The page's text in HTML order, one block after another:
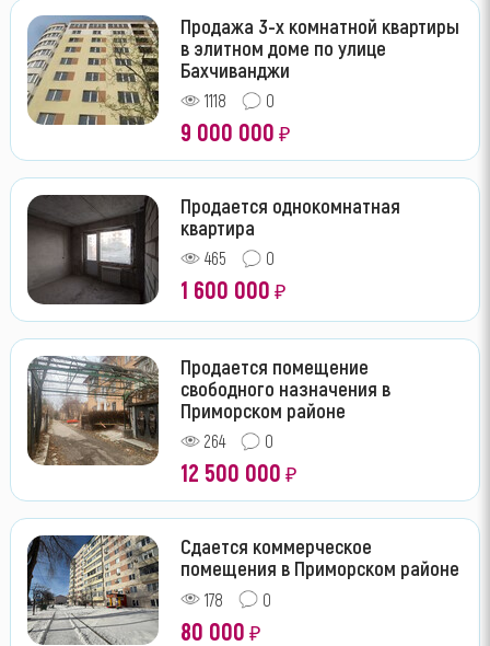
Продажа 3-х комнатной квартиры
в элитном доме по улице
Бахчиванджи
1118 0
9 000 000 ₽
Продается однокомнатная
квартира
465 0
1 600 000 ₽
Продается помещение
свободного назначения в
Приморском районе
264 0
12 500 000 ₽
Сдается коммерческое
помещения в Приморском районе
178 0
80 000 ₽